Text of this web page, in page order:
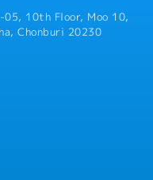
10th Floor, Moo 10,
Chonburi 20230